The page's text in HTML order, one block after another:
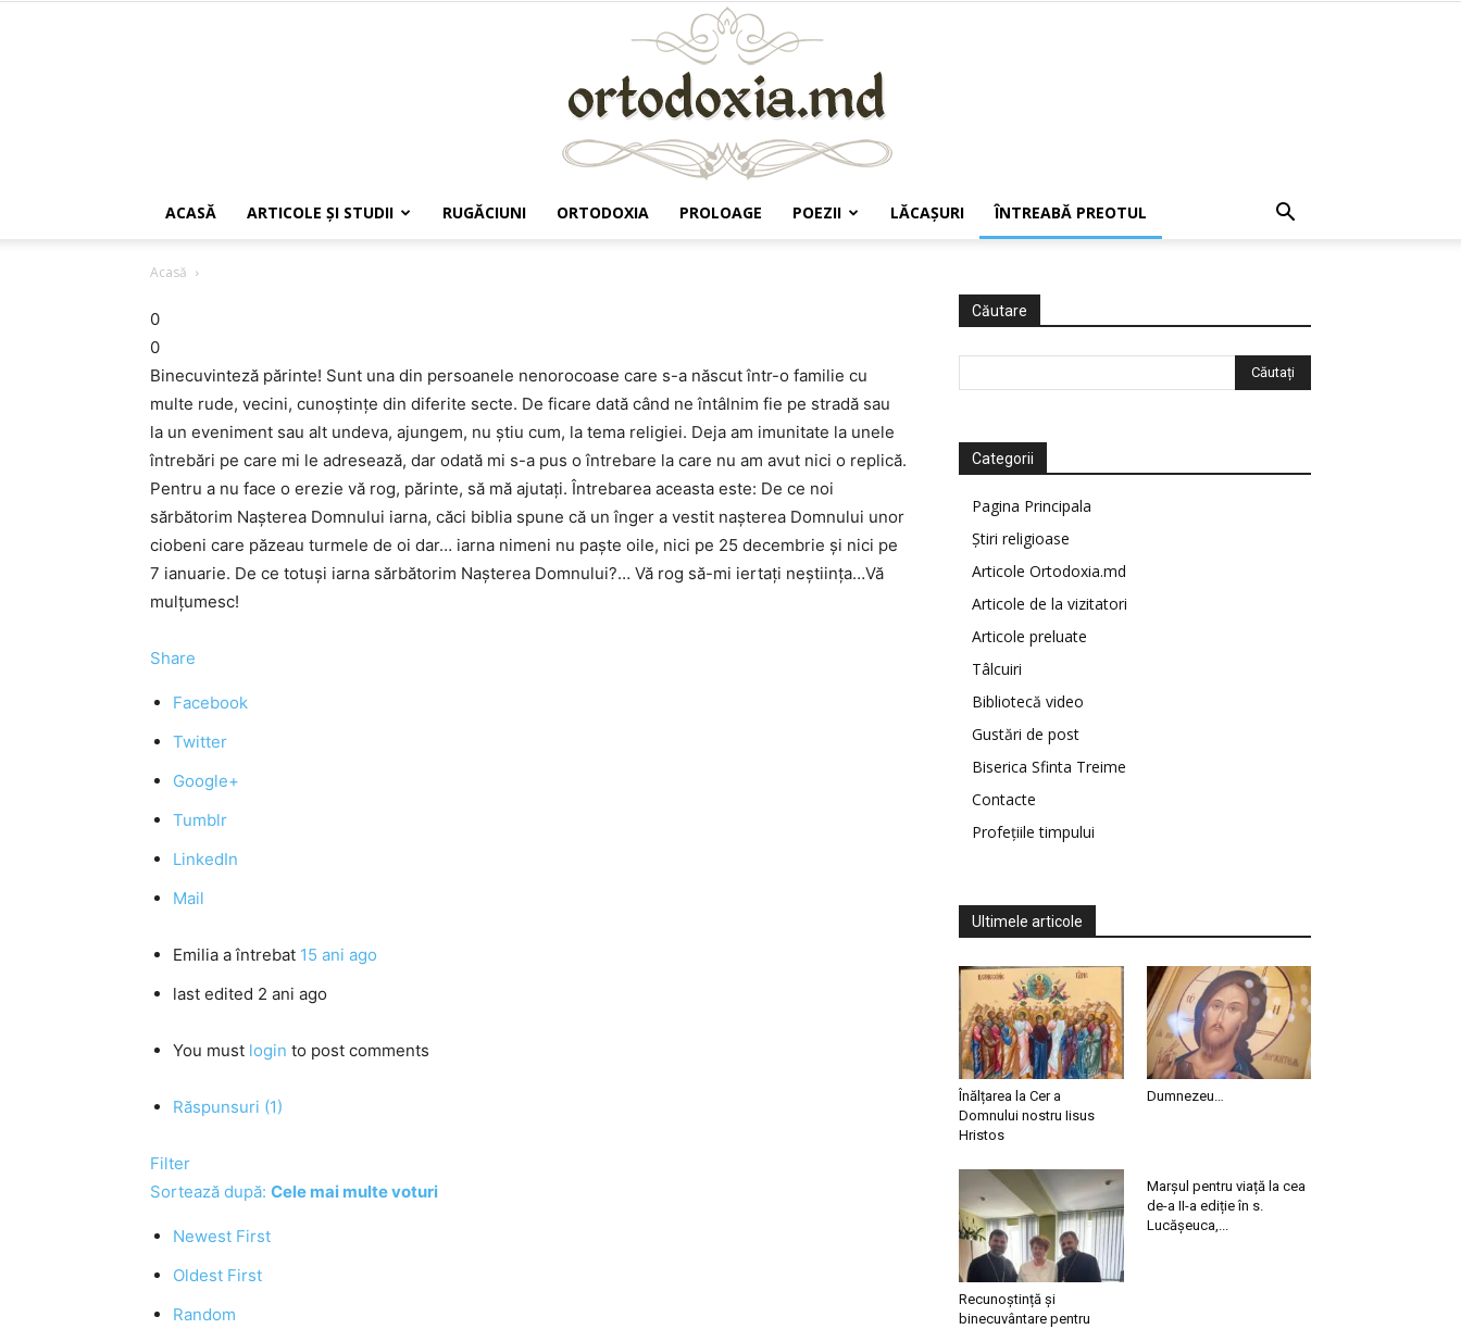
ACASĂ ARTICOLE ŞI STUDII RUGĂCIUNI ORTODOXIA PROLOAGE POEZII LĂCAŞURI ÎNTREABĂ PREOTUL
Acasă
0
0
Binecuvinteză părinte! Sunt una din persoanele nenorocoase care s-a născut într-o familie cu
multe rude, vecini, cunoştinţe din diferite secte. De ficare dată când ne întâlnim fie pe stradă sau
la un eveniment sau alt undeva, ajungem, nu ştiu cum, la tema religiei. Deja am imunitate la unele
întrebări pe care mi le adresează, dar odată mi s-a pus o întrebare la care nu am avut nici o replică.
Pentru a nu face o erezie vă rog, părinte, să mă ajutați. Întrebarea aceasta este: De ce noi
sărbătorim Nașterea Domnului iarna, căci biblia spune că un înger a vestit nașterea Domnului unor
ciobeni care păzeau turmele de oi dar… iarna nimeni nu paște oile, nici pe 25 decembrie și nici pe
7 ianuarie. De ce totuși iarna sărbătorim Nașterea Domnului?… Vă rog să-mi iertați neștiința…Vă
mulțumesc!
Share
Facebook
Twitter
Google+
Tumblr
LinkedIn
Mail
Emilia a întrebat 15 ani ago
last edited 2 ani ago
You must login to post comments
Răspunsuri (1)
Filter
Sortează după: Cele mai multe voturi
Newest First
Oldest First
Random
Căutare
Categorii
Pagina Principala
Știri religioase
Articole Ortodoxia.md
Articole de la vizitatori
Articole preluate
Tâlcuiri
Bibliotecă video
Gustări de post
Biserica Sfinta Treime
Contacte
Profețiile timpului
Ultimele articole
Înălțarea la Cer a
Domnului nostru Iisus
Hristos
Dumnezeu…
Recunoștință și
binecuvântare pentru
Marșul pentru viață la cea
de-a II-a ediție în s.
Lucășeuca,...